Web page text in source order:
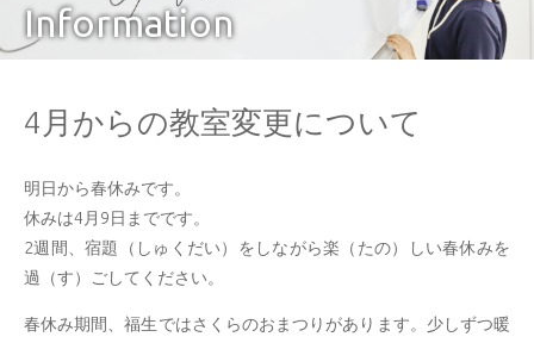
Information
4月からの教室変更について
明日から春休みです。
休みは4月9日までです。
2週間、宿題（しゅくだい）をしながら楽（たの）しい春休みを
過（す）ごしてください。
春休み期間、福生ではさくらのおまつりがあります。少しずつ暖